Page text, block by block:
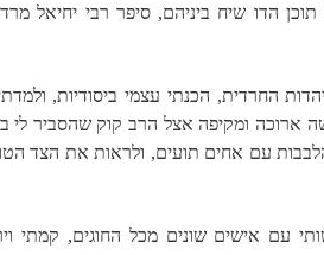
הדו שיח ביניהם, סיפר רבי יחיאל
החרדית, הכנתי עצמי ביסודיות,
ארוכה ומקיפה אצל הרב קוק שהסביר לי
עם אחים תועים, ולראות את הצד
עם אישים שונים מכל החוגים, קמתי